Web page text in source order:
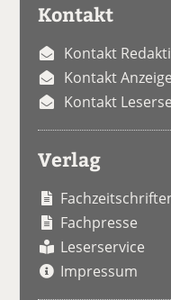
Kontakt
Kontakt
Kontakt
Kontakt
Verlag
Fachpresse
Leserservice
Impressum